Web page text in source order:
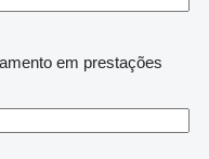
em prestações